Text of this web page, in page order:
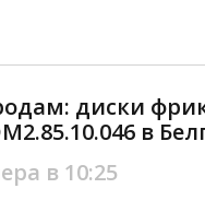
диски
в
в 10:25